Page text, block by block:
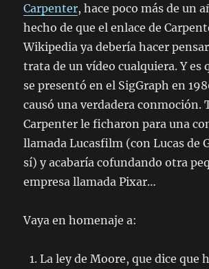
Carpenter, hace poco más de un
hecho de que el enlace de
Wikipedia ya debería hacer
trata de un vídeo cualquiera. Y es
se presentó en el SigGraph en
causó una verdadera conmoción.
Carpenter le ficharon para una
llamada Lucasfilm (con Lucas de
sí) y acabaría cofundando otra
empresa llamada Pixar…
Vaya en homenaje a:
La ley de Moore, que dice que